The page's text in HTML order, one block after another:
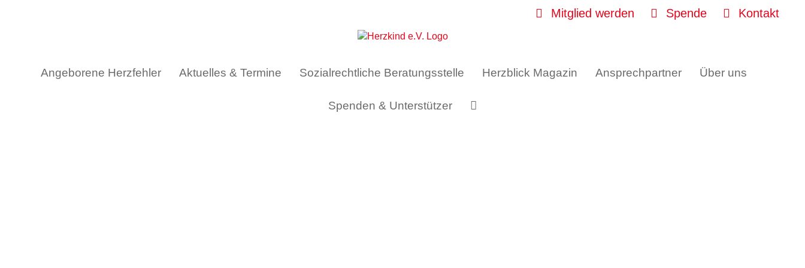
Mitglied werden Spende Kontakt
Angeborene Herzfehler Aktuelles & Termine Sozialrechtliche Beratungsstelle Herzblick Magazin Ansprechpartner Über uns
Spenden & Unterstützer